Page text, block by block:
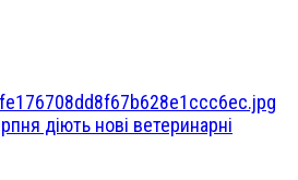
діють нові ветеринарні